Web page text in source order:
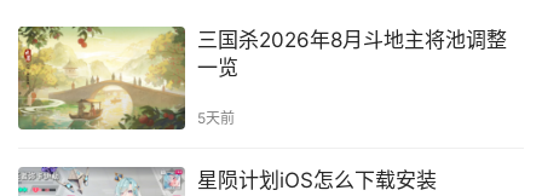
三国杀2026年8月斗地主将池调整
一览
5天前
星陨计划iOS怎么下载安装